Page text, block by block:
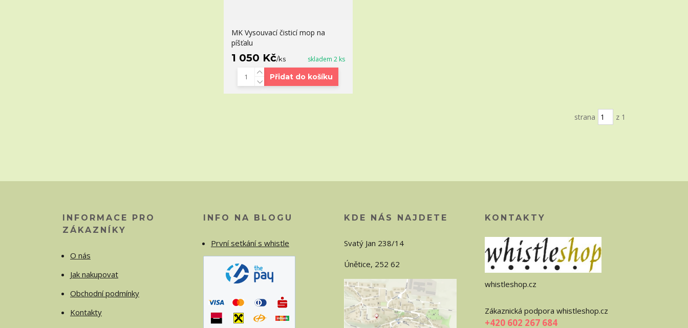
MK Vysouvací čisticí mop na
píšťalu
1 050 Kč/ks skladem 2 ks
Přidat do košíku
strana z 1
INFORMACE PRO
ZÁKAZNÍKY
O nás
Jak nakupovat
Obchodní podmínky
Kontakty
INFO NA BLOGU
První setkání s whistle
KDE NÁS NAJDETE
Svatý Jan 238/14
Únětice, 252 62
KONTAKTY
whistleshop.cz
Zákaznická podpora whistleshop.cz
+420 602 267 684